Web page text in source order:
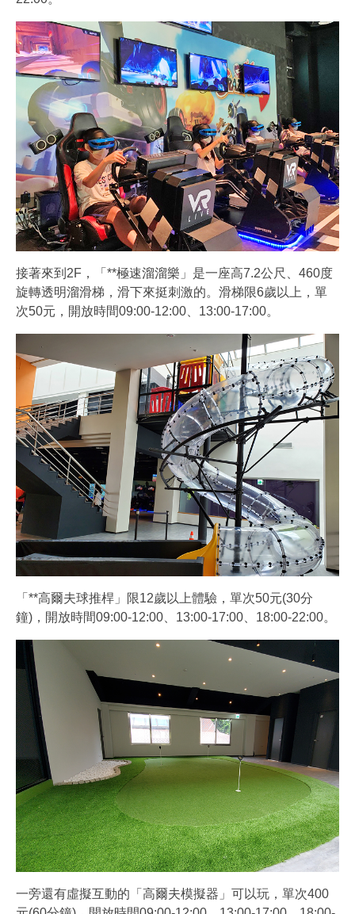
接著來到2F，「**極速溜溜樂」是一座高7.2公尺、460度
旋轉透明溜滑梯，滑下來挺刺激的。滑梯限6歲以上，單
次50元，開放時間09:00-12:00、13:00-17:00。
「**高爾夫球推桿」限12歲以上體驗，單次50元(30分
鐘)，開放時間09:00-12:00、13:00-17:00、18:00-22:00。
一旁還有虛擬互動的「高爾夫模擬器」可以玩，單次400